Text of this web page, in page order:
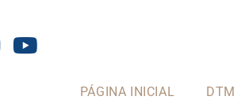
PÁGINA INICIAL DTM